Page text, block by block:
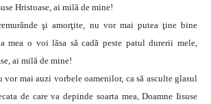
Hristoase, ai milă de mine!
şi amorţite, nu vor mai putea ţine bine
mea o voi lăsa să cadă peste patul durerii mele,
ai milă de mine!
vor mai auzi vorbele oamenilor, ca să asculte glasul
de care va depinde soarta mea, Doamne Iisuse